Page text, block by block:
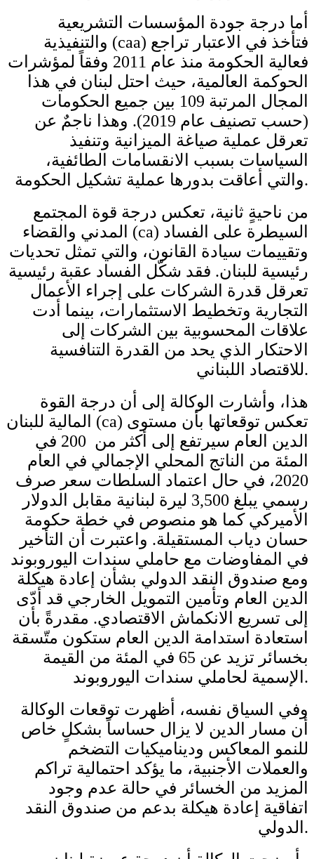
أما درجة جودة المؤسسات التشريعية
والتنفيذية (caa) فتأخذ في الاعتبار تراجع
فعالية الحكومة منذ عام 2011 وفقاً لمؤشرات
الحوكمة العالمية، حيث احتل لبنان في هذا
المجال المرتبة 109 بين جميع الحكومات
(حسب تصنيف عام 2019). وهذا ناجمٌ عن
تعرقل عملية صياغة الميزانية وتنفيذ
السياسات بسبب الانقسامات الطائفية،
والتي أعاقت بدورها عملية تشكيل الحكومة.
من ناحيةٍ ثانية، تعكس درجة قوة المجتمع
المدني والقضاء (ca) السيطرة على الفساد
وتقييمات سيادة القانون، والتي تمثل تحديات
رئيسية للبنان. فقد شكّل الفساد عقبة رئيسية
تعرقل قدرة الشركات على إجراء الأعمال
التجارية وتخطيط الاستثمارات، بينما أدت
علاقات المحسوبية بين الشركات إلى
الاحتكار الذي يحد من القدرة التنافسية
للاقتصاد اللبناني.
هذا، وأشارت الوكالة إلى أن درجة القوة
المالية للبنان (ca) تعكس توقعاتها بأن مستوى
الدين العام سيرتفع إلى أكثر من 200 في
المئة من الناتج المحلي الإجمالي في العام
2020، في حال اعتماد السلطات سعر صرف
رسمي يبلغ 3,500 ليرة لبنانية مقابل الدولار
الأميركي كما هو منصوص في خطة حكومة
حسان دياب المستقيلة. واعتبرت أن التأخير
في المفاوضات مع حاملي سندات اليوروبوند
ومع صندوق النقد الدولي بشأن إعادة هيكلة
الدين العام وتأمين التمويل الخارجي قد أدّى
إلى تسريع الانكماش الاقتصادي. مقدرةً بأن
استعادة استدامة الدين العام ستكون متّسقة
بخسائر تزيد عن 65 في المئة من القيمة
الإسمية لحاملي سندات اليوروبوند.
وفي السياق نفسه، أظهرت توقعات الوكالة
أن مسار الدين لا يزال حساساً بشكلٍ خاص
للنمو المعاكس وديناميكيات التضخم
والعملات الأجنبية، ما يؤكد احتمالية تراكم
المزيد من الخسائر في حالة عدم وجود
اتفاقية إعادة هيكلة بدعم من صندوق النقد
الدولي.